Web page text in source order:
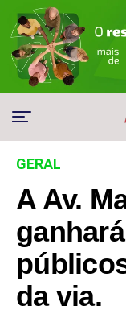
GERAL
A Av.
da via.